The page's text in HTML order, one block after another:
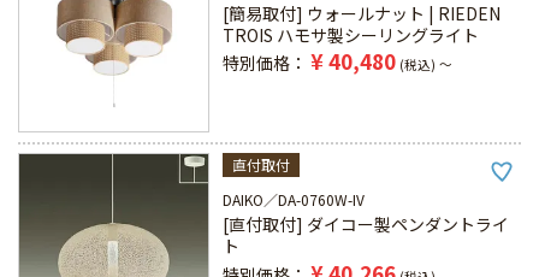
[簡易取付] ウォールナット | RIEDEN
TROIS ハモサ製シーリングライト
特別価格
¥40,480 税込 〜
直付取付
DAIKO
DA-0760W-IV
[直付取付] ダイコー製ペンダントライ
ト